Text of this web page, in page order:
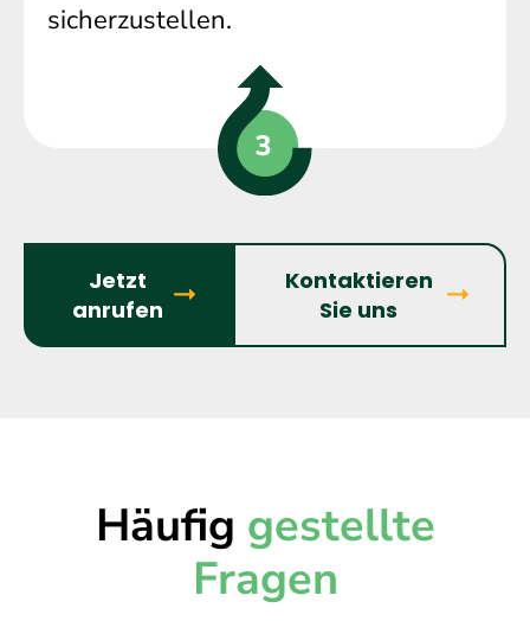
sicherzustellen.
Jetzt
anrufen
Kontaktieren
Sie uns
Häufig gestellte
Fragen